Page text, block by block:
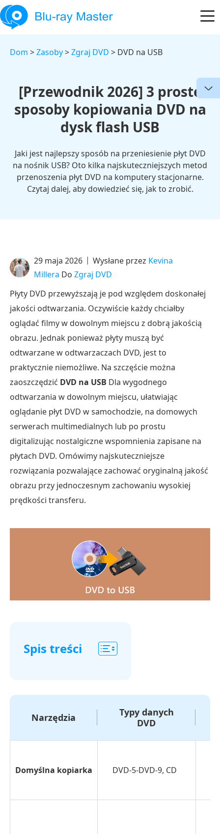
Dom >Zasoby>Zgraj DVD > DVD na USB
[Przewodnik 2026] 3 proste
sposoby kopiowania DVD na
dysk flash USB
Jaki jest najlepszy sposób na przeniesienie płyt DVD
na nośnik USB? Oto kilka najskuteczniejszych metod
przenoszenia płyt DVD na komputery stacjonarne.
Czytaj dalej, aby dowiedzieć się, jak to zrobić.
29 maja 2026 Wysłane przez Kevina
Millera Do Zgraj DVD
Płyty DVD przewyższają je pod względem doskonałej
jakości odtwarzania. Oczywiście każdy chciałby
oglądać filmy w dowolnym miejscu z dobrą jakością
obrazu. Jednak ponieważ płyty muszą być
odtwarzane w odtwarzaczach DVD, jest to
praktycznie niemożliwe. Na szczęście można
zaoszczędzić DVD na USB Dla wygodnego
odtwarzania w dowolnym miejscu, ułatwiając
oglądanie płyt DVD w samochodzie, na domowych
serwerach multimedialnych lub po prostu
digitalizując nostalgiczne wspomnienia zapisane na
płytach DVD. Omówimy najskuteczniejsze
rozwiązania pozwalające zachować oryginalną jakość
obrazu przy jednoczesnym zachowaniu wysokiej
prędkości transferu.
Spis treści
skopiować
DVD
na
Narzędzia
Typy danych
DVD
Domyślna kopiarka DVD-5-DVD-9, CD